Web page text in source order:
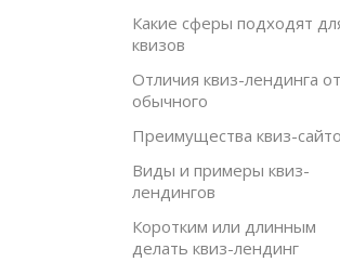
Какие сферы подходят
квизов‍
Отличия квиз-лендинга от
обычного
Преимущества квиз-
Виды и примеры квиз-
лендингов
Коротким или длинным
делать квиз-лендинг